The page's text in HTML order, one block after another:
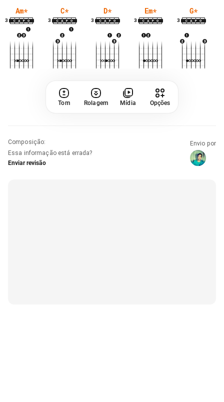
Am*
3
C*
3
D*
3
Em*
3
G*
3
Tom Rolagem Mídia Opções
Composição:
Essa informação está errada?
Enviar revisão
Envio por